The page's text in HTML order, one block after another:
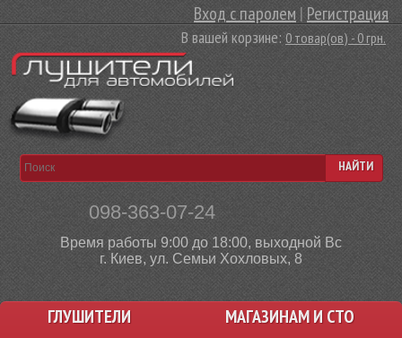
Вход с паролем |Регистрация
В вашей корзине:0 товар(ов) - 0 грн.
098-363-07-24
Время работы 9:00 до 18:00, выходной Вс
г. Киев, ул. Семьи Хохловых, 8
НАЙТИ
ГЛУШИТЕЛИ
МАГАЗИНАМ И СТО